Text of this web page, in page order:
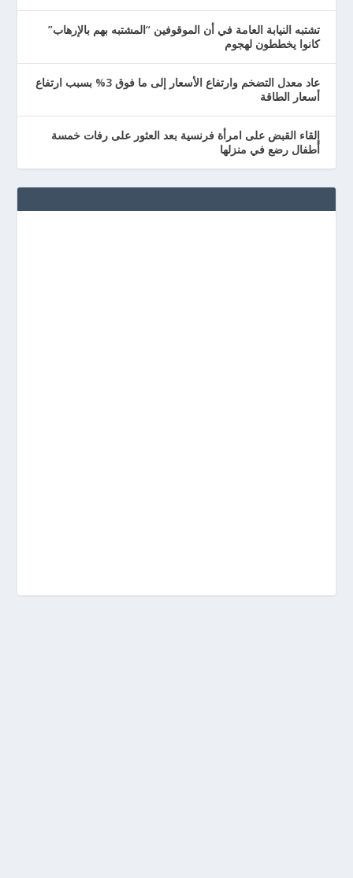
تشتبه النيابة العامة في أن الموقوفين “المشتبه بهم بالإرهاب”
كانوا يخططون لهجوم
عاد معدل التضخم وارتفاع الأسعار إلى ما فوق 3% بسبب ارتفاع
أسعار الطاقة
إلقاء القبض على امرأة فرنسية بعد العثور على رفات خمسة
أطفال رضع في منزلها